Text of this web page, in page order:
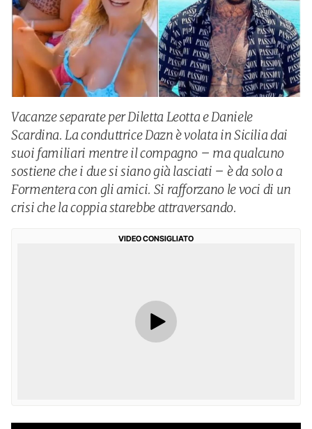
Vacanze separate per Diletta Leotta e Daniele
Scardina. La conduttrice Dazn è volata in Sicilia dai
suoi familiari mentre il compagno – ma qualcuno
sostiene che i due si siano già lasciati – è da solo a
Formentera con gli amici. Si rafforzano le voci di un
crisi che la coppia starebbe attraversando.
VIDEO CONSIGLIATO